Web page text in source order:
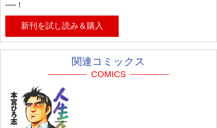
──！
新刊を試し読み＆購入
関連コミックス
COMICS